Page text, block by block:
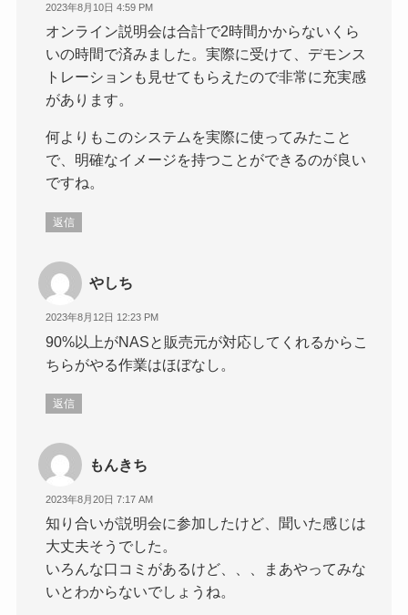
2023年8月10日 4:59 PM
オンライン説明会は合計で2時間かからないくら
いの時間で済みました。実際に受けて、デモンス
トレーションも見せてもらえたので非常に充実感
があります。
何よりもこのシステムを実際に使ってみたこと
で、明確なイメージを持つことができるのが良い
ですね。
返信
やしち
2023年8月12日 12:23 PM
90%以上がNASと販売元が対応してくれるからこ
ちらがやる作業はほぼなし。
返信
もんきち
2023年8月20日 7:17 AM
知り合いが説明会に参加したけど、聞いた感じは
大丈夫そうでした。
いろんな口コミがあるけど、、、まあやってみな
いとわからないでしょうね。